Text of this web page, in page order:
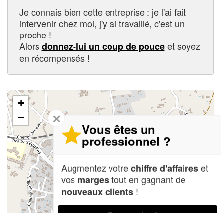
Je connais bien cette entreprise : je l'ai fait
intervenir chez moi, j'y ai travaillé, c'est un
proche !
Alorsdonnez-lui un coup de pouceet soyez
en récompensés !
+
−
✕
Vous êtes un
professionnel ?
Augmentez votrechiffre d'affaireset
vos margestout en gagnant de
nouveaux clients !